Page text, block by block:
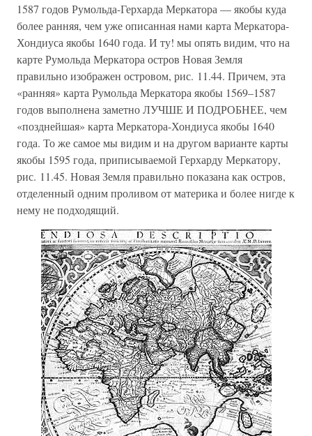
1587 годов Румольда-Герхарда Меркатора — якобы куда
более ранняя, чем уже описанная нами карта Меркатора-
Хондиуса якобы 1640 года. И ту! мы опять видим, что на
карте Румольда Меркатора остров Новая Земля
правильно изображен островом, рис. 11.44. Причем, эта
«ранняя» карта Румольда Меркатора якобы 1569–1587
годов выполнена заметно ЛУЧШЕ И ПОДРОБНЕЕ, чем
«позднейшая» карта Меркатора-Хондиуса якобы 1640
года. То же самое мы видим и на другом варианте карты
якобы 1595 года, приписываемой Герхарду Меркатору,
рис. 11.45. Новая Земля правильно показана как остров,
отделенный одним проливом от материка и более нигде к
нему не подходящий.